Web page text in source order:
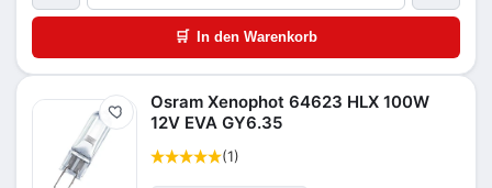
🛒 In den Warenkorb
Merken
Osram Xenophot 64623 HLX 100W
12V EVA GY6.35
(1)